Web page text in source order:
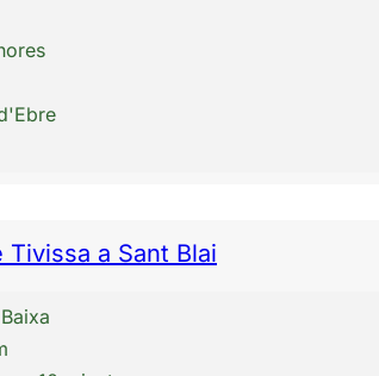
Tivissa a Sant Blai
Baixa